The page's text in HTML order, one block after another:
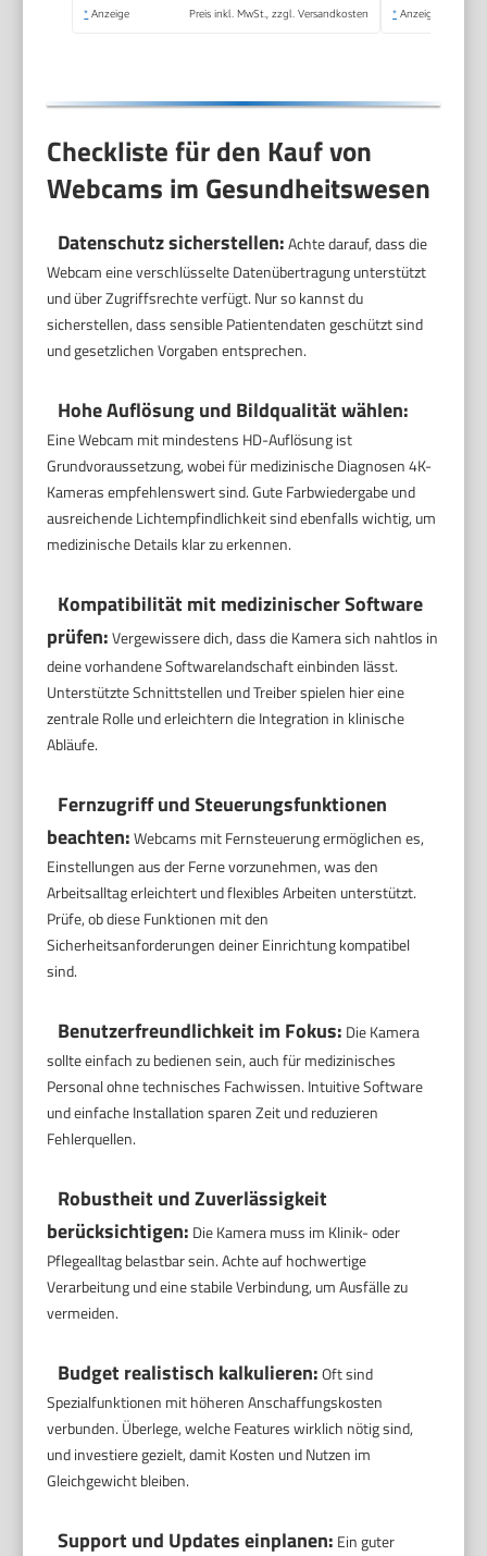
* Anzeige Preis inkl. MwSt., zzgl. Versandkosten * Anzeige
Checkliste für den Kauf von
Webcams im Gesundheitswesen
Datenschutz sicherstellen:Achte darauf, dass die
Webcam eine verschlüsselte Datenübertragung unterstützt
und über Zugriffsrechte verfügt. Nur so kannst du
sicherstellen, dass sensible Patientendaten geschützt sind
und gesetzlichen Vorgaben entsprechen.
Hohe Auflösung und Bildqualität wählen:
Eine Webcam mit mindestens HD-Auflösung ist
Grundvoraussetzung, wobei für medizinische Diagnosen 4K-
Kameras empfehlenswert sind. Gute Farbwiedergabe und
ausreichende Lichtempfindlichkeit sind ebenfalls wichtig, um
medizinische Details klar zu erkennen.
Kompatibilität mit medizinischer Software
prüfen:Vergewissere dich, dass die Kamera sich nahtlos in
deine vorhandene Softwarelandschaft einbinden lässt.
Unterstützte Schnittstellen und Treiber spielen hier eine
zentrale Rolle und erleichtern die Integration in klinische
Abläufe.
Fernzugriff und Steuerungsfunktionen
beachten:Webcams mit Fernsteuerung ermöglichen es,
Einstellungen aus der Ferne vorzunehmen, was den
Arbeitsalltag erleichtert und flexibles Arbeiten unterstützt.
Prüfe, ob diese Funktionen mit den
Sicherheitsanforderungen deiner Einrichtung kompatibel
sind.
Benutzerfreundlichkeit im Fokus: Die Kamera
sollte einfach zu bedienen sein, auch für medizinisches
Personal ohne technisches Fachwissen. Intuitive Software
und einfache Installation sparen Zeit und reduzieren
Fehlerquellen.
Robustheit und Zuverlässigkeit
berücksichtigen: Die Kamera muss im Klinik- oder
Pflegealltag belastbar sein. Achte auf hochwertige
Verarbeitung und eine stabile Verbindung, um Ausfälle zu
vermeiden.
Budget realistisch kalkulieren:Oft sind
Spezialfunktionen mit höheren Anschaffungskosten
verbunden. Überlege, welche Features wirklich nötig sind,
und investiere gezielt, damit Kosten und Nutzen im
Gleichgewicht bleiben.
Support und Updates einplanen: Ein guter